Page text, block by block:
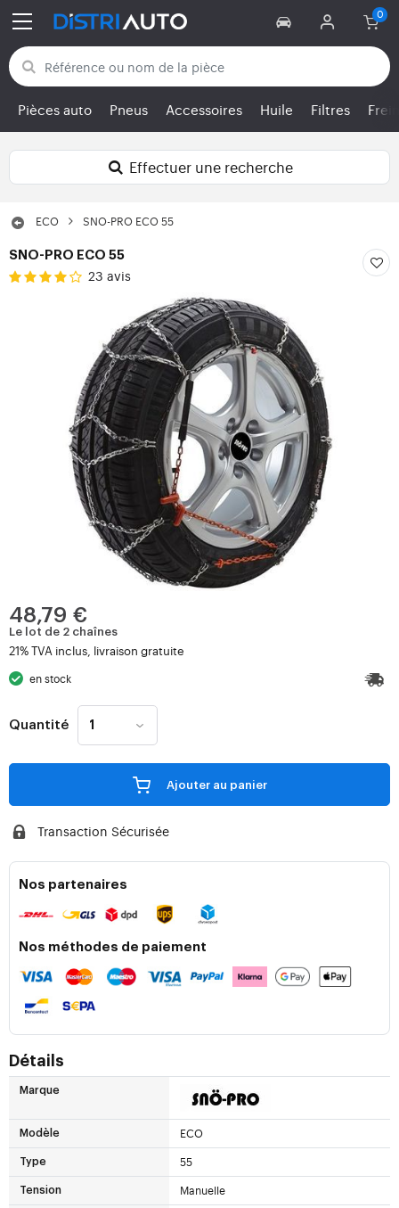
Retour aux catégories
Pièces auto Pneus Accessoires Huile Filtres
Effectuer une recherche
ECO SNO-PRO ECO 55
SNO-PRO ECO 55
23 avis
48,79 €
Le lot de 2 chaînes
21% TVA inclus, livraison gratuite
en stock
Quantité
Ajouter au panier
Transaction Sécurisée
Nos partenaires
Nos méthodes de paiement
Détails
Marque
Modèle ECO
Type 55
Tension Manuelle